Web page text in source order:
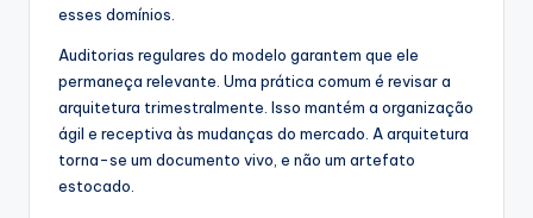
esses domínios.
Auditorias regulares do modelo garantem que ele
permaneça relevante. Uma prática comum é revisar a
arquitetura trimestralmente. Isso mantém a organização
ágil e receptiva às mudanças do mercado. A arquitetura
torna-se um documento vivo, e não um artefato
estocado.